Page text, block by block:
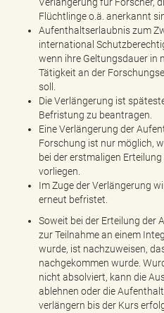
Flüchtlinge o.ä. anerkannt
Aufenthaltserlaubnis zum
international
wenn ihre Geltungsdauer in
Tätigkeit an der
soll.
Die Verlängerung ist
Befristung zu beantragen.
Eine Verlängerung der
Forschung ist nur möglich,
bei der erstmaligen
vorliegen.
Im Zuge der Verlängerung
erneut befristet.
Soweit bei der Erteilung der
zur Teilnahme an einem
wurde, ist nachzuweisen,
nachgekommen wurde.
nicht absolviert, kann die
ablehnen oder die
verlängern bis der Kurs